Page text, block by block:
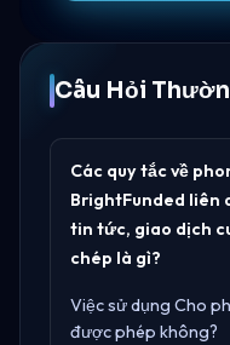
Câu Hỏi
Các quy tắc về
BrightFunded liên
tin tức, giao dịch
chép là gì?
Việc sử dụng Cho
được phép không?